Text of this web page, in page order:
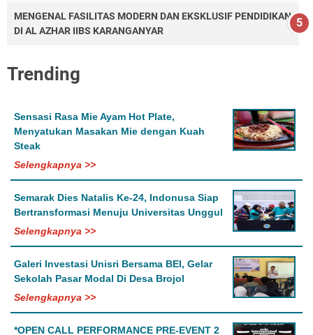
MENGENAL FASILITAS MODERN DAN EKSKLUSIF PENDIDIKAN
DI AL AZHAR IIBS KARANGANYAR
Trending
Sensasi Rasa Mie Ayam Hot Plate,
Menyatukan Masakan Mie dengan Kuah
Steak
Selengkapnya >>
Semarak Dies Natalis Ke-24, Indonusa Siap
Bertransformasi Menuju Universitas Unggul
Selengkapnya >>
Galeri Investasi Unisri Bersama BEI, Gelar
Sekolah Pasar Modal Di Desa Brojol
Selengkapnya >>
*OPEN CALL PERFORMANCE PRE-EVENT 2